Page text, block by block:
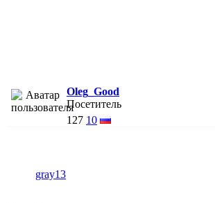
Oleg_Good
Посетитель
127 10
gray13